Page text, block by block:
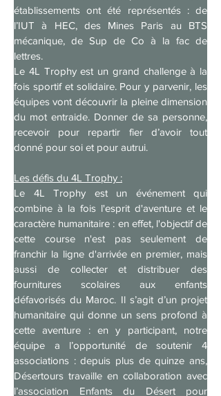
établissements ont été représentés : de
l’IUT à HEC, des Mines Paris au BTS
mécanique, de Sup de Co à la fac de
lettres.
Le 4L Trophy est un grand challenge à la
fois sportif et solidaire. Pour y parvenir, les
équipes vont découvrir la pleine dimension
du mot entraide. Donner de sa personne,
recevoir pour repartir fier d’avoir tout
donné pour soi et pour autrui.
Les défis du 4L Trophy :
Le 4L Trophy est un événement qui
combine à la fois l'esprit d'aventure et le
caractère humanitaire : en effet, l'objectif de
cette course n'est pas seulement de
franchir la ligne d'arrivée en premier, mais
aussi de collecter et distribuer des
fournitures scolaires aux enfants
défavorisés du Maroc. Il s’agit d’un projet
humanitaire qui donne un sens profond à
cette aventure : en y participant, notre
équipe a l’opportunité de soutenir 4
associations : depuis plus de quinze ans,
Désertours travaille en collaboration avec
l’association Enfants du Désert pour